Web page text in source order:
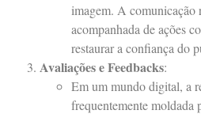
imagem. A comunicação
acompanhada de ações
restaurar a confiança do
Avaliações e Feedbacks:
Em um mundo digital, a
frequentemente moldada